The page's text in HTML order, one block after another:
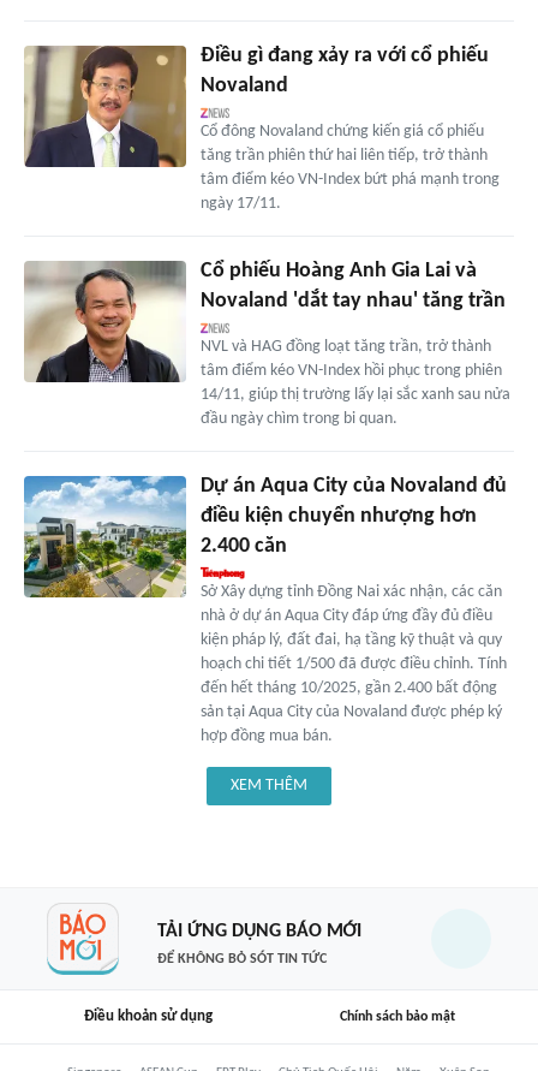
Điều gì đang xảy ra với cổ phiếu
Novaland
Cổ đông Novaland chứng kiến giá cổ phiếu
tăng trần phiên thứ hai liên tiếp, trở thành
tâm điểm kéo VN-Index bứt phá mạnh trong
ngày 17/11.
Cổ phiếu Hoàng Anh Gia Lai và
Novaland 'dắt tay nhau' tăng trần
NVL và HAG đồng loạt tăng trần, trở thành
tâm điểm kéo VN-Index hồi phục trong phiên
14/11, giúp thị trường lấy lại sắc xanh sau nửa
đầu ngày chìm trong bi quan.
Dự án Aqua City của Novaland đủ
điều kiện chuyển nhượng hơn
2.400 căn
Sở Xây dựng tỉnh Đồng Nai xác nhận, các căn
nhà ở dự án Aqua City đáp ứng đầy đủ điều
kiện pháp lý, đất đai, hạ tầng kỹ thuật và quy
hoạch chi tiết 1/500 đã được điều chỉnh. Tính
đến hết tháng 10/2025, gần 2.400 bất động
sản tại Aqua City của Novaland được phép ký
hợp đồng mua bán.
XEM THÊM
TẢI ỨNG DỤNG BÁO MỚI
ĐỂ KHÔNG BỎ SÓT TIN TỨC
Điều khoản sử dụng Chính sách bảo mật